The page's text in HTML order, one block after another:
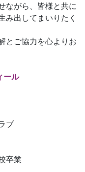
ながら、皆様と共に
み出してまいりたく
とご協力を心よりお
ール
ブ
卒業